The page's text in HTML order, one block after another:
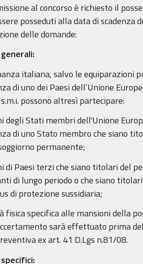
al concorso è richiesto il
posseduti alla data di scadenza
delle domande:
italiana, salvo le equiparazioni
di uno dei Paesi dell’Unione
possono altresì partecipare:
degli Stati membri dell'Unione
di uno Stato membro che siano
permanente;
di Paesi terzi che siano titolari del
di lungo periodo o che siano
di protezione sussidiaria;
fisica specifica alle mansioni della
sarà effettuato prima
ex art. 41 D.Lgs n.81/08.